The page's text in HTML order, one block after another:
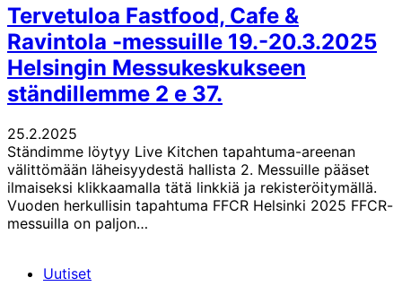
Tervetuloa Fastfood, Cafe &
Ravintola -messuille 19.-20.3.2025
Helsingin Messukeskukseen
ständillemme 2 e 37.
25.2.2025
Ständimme löytyy Live Kitchen tapahtuma-areenan
välittömään läheisyydestä hallista 2. Messuille pääset
ilmaiseksi klikkaamalla tätä linkkiä ja rekisteröitymällä.
Vuoden herkullisin tapahtuma FFCR Helsinki 2025 FFCR-
messuilla on paljon…
Uutiset